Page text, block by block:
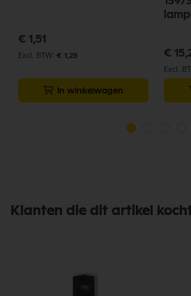
€ 1,51
€ 1,25
In winkelwagen
€
Klanten die dit artikel